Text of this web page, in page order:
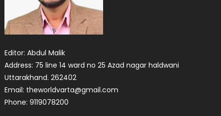
Editor: Abdul Malik
Address: 75 line 14 ward no 25 Azad nagar haldwani
Uttarakhand. 262402
Email: theworldvarta@gmail.com
Phone: 9119078200